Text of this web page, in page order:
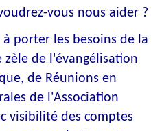
vous nous aider ?
à porter les besoins de la
de l'évangélisation
de Réunions en
de l'Association
visibilité des comptes